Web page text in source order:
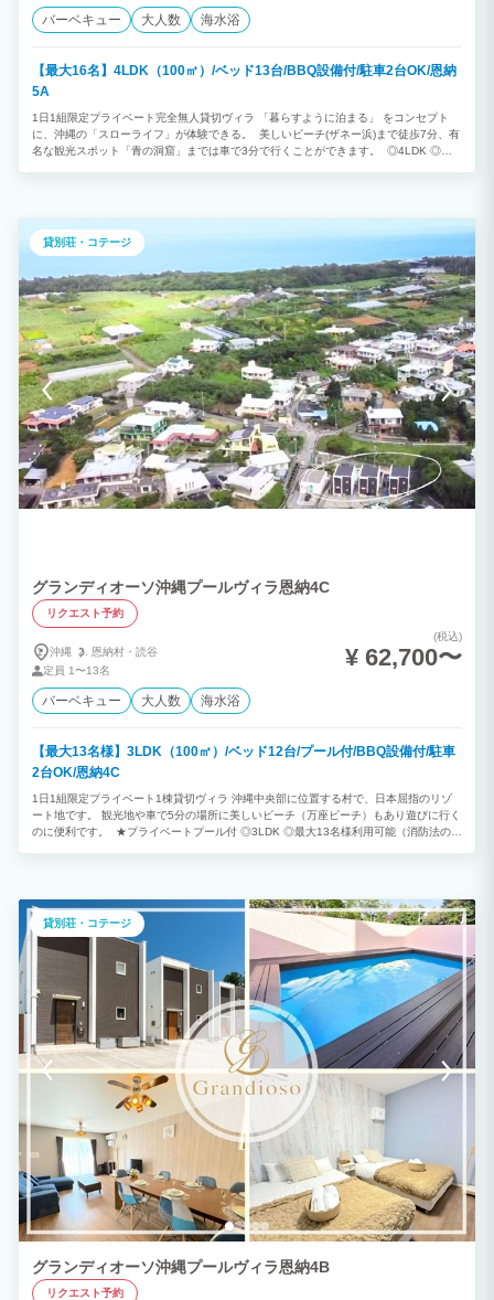
バーベキュー 大人数 海水浴
【最大16名】4LDK（100㎡）/ベッド13台/BBQ設備付/駐車2台OK/恩納
5A
1日1組限定プライベート完全無人貸切ヴィラ 「暮らすように泊まる」 をコンセプト
に、沖縄の「スローライフ」が体験できる。 美しいビーチ(ザネー浜)まで徒歩7分、有
名な観光スポット「青の洞窟」までは車で3分で行くことができます。 ◎4LDK ◎最
貸別荘・コテージ
グランディオーソ沖縄プールヴィラ恩納4C
リクエスト予約
沖縄 恩納村・ 読谷
定員 1〜13名
(税込)
¥ 62,700〜
バーベキュー 大人数 海水浴
【最大13名様】3LDK（100㎡）/ベッド12台/プール付/BBQ設備付/駐車
2台OK/恩納4C
1日1組限定プライベート1棟貸切ヴィラ 沖縄中央部に位置する村で、日本屈指のリゾ
ート地です。 観光地や車で5分の場所に美しいビーチ（万座ビーチ）もあり遊びに行く
のに便利です。 ★プライベートプール付 ◎3LDK ◎最大13名様利用可能（消防法の規
貸別荘・コテージ
グランディオーソ沖縄プールヴィラ恩納4B
リクエスト予約